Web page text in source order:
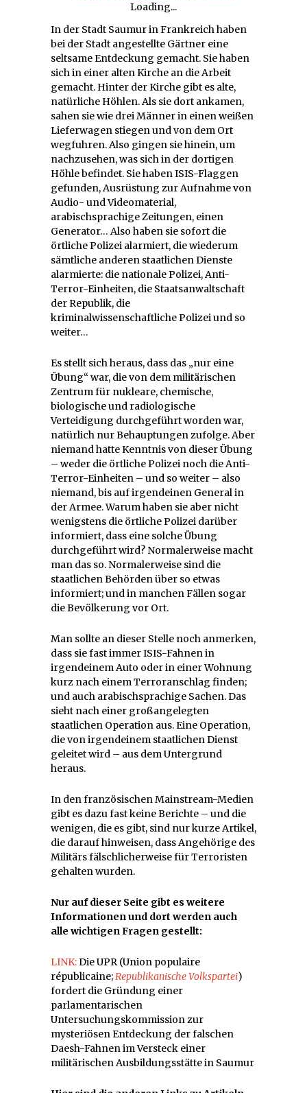
Loading...
In der Stadt Saumur in Frankreich haben
bei der Stadt angestellte Gärtner eine
seltsame Entdeckung gemacht. Sie haben
sich in einer alten Kirche an die Arbeit
gemacht. Hinter der Kirche gibt es alte,
natürliche Höhlen. Als sie dort ankamen,
sahen sie wie drei Männer in einen weißen
Lieferwagen stiegen und von dem Ort
wegfuhren. Also gingen sie hinein, um
nachzusehen, was sich in der dortigen
Höhle befindet. Sie haben ISIS-Flaggen
gefunden, Ausrüstung zur Aufnahme von
Audio- und Videomaterial,
arabischsprachige Zeitungen, einen
Generator… Also haben sie sofort die
örtliche Polizei alarmiert, die wiederum
sämtliche anderen staatlichen Dienste
alarmierte: die nationale Polizei, Anti-
Terror-Einheiten, die Staatsanwaltschaft
der Republik, die
kriminalwissenschaftliche Polizei und so
weiter…
Es stellt sich heraus, dass das „nur eine
Übung“ war, die von dem militärischen
Zentrum für nukleare, chemische,
biologische und radiologische
Verteidigung durchgeführt worden war,
natürlich nur Behauptungen zufolge. Aber
niemand hatte Kenntnis von dieser Übung
– weder die örtliche Polizei noch die Anti-
Terror-Einheiten – und so weiter – also
niemand, bis auf irgendeinen General in
der Armee. Warum haben sie aber nicht
wenigstens die örtliche Polizei darüber
informiert, dass eine solche Übung
durchgeführt wird? Normalerweise macht
man das so. Normalerweise sind die
staatlichen Behörden über so etwas
informiert; und in manchen Fällen sogar
die Bevölkerung vor Ort.
Man sollte an dieser Stelle noch anmerken,
dass sie fast immer ISIS-Fahnen in
irgendeinem Auto oder in einer Wohnung
kurz nach einem Terroranschlag finden;
und auch arabischsprachige Sachen. Das
sieht nach einer großangelegten
staatlichen Operation aus. Eine Operation,
die von irgendeinem staatlichen Dienst
geleitet wird – aus dem Untergrund
heraus.
In den französischen Mainstream-Medien
gibt es dazu fast keine Berichte – und die
wenigen, die es gibt, sind nur kurze Artikel,
die darauf hinweisen, dass Angehörige des
Militärs fälschlicherweise für Terroristen
gehalten wurden.
Nur auf dieser Seite gibt es weitere
Informationen und dort werden auch
alle wichtigen Fragen gestellt:
LINK:Die UPR (Union populaire
républicaine;Republikanische Volkspartei)
fordert die Gründung einer
parlamentarischen
Untersuchungskommission zur
mysteriösen Entdeckung der falschen
Daesh-Fahnen im Versteck einer
militärischen Ausbildungsstätte in Saumur